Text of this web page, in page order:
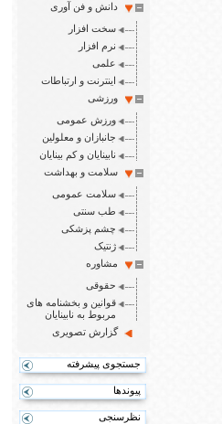
دانش و فن آوری
سخت افزار
نرم افزار
علمی
اینترنت و ارتباطات
ورزشی
ورزش عمومی
جانبازان و معلولین
نابینایان و کم بینایان
سلامت و بهداشت
سلامت عمومی
طب سنتی
چشم پزشکی
ژنتیک
مشاوره
حقوقی
قوانین و بخشنامه های
مربوط به نابینایان
گزارش تصویری
جستجوی پیشرفته
پیوندها
نظرسنجی